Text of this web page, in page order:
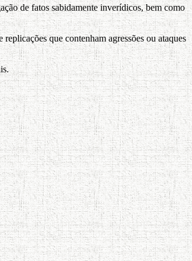
de fatos sabidamente inverídicos, bem como
que contenham agressões ou ataques